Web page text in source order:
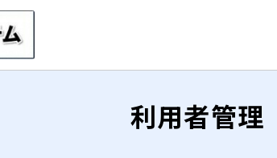
利用者管理